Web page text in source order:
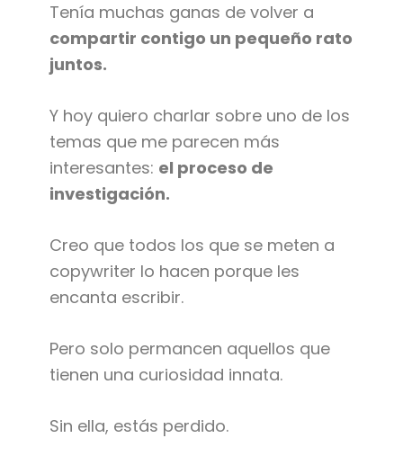
Tenía muchas ganas de volver a
compartir contigo un pequeño rato
juntos.
Y hoy quiero charlar sobre uno de los
temas que me parecen más
interesantes: el proceso de
investigación.
Creo que todos los que se meten a
copywriter lo hacen porque les
encanta escribir.
Pero solo permancen aquellos que
tienen una curiosidad innata.
Sin ella, estás perdido.